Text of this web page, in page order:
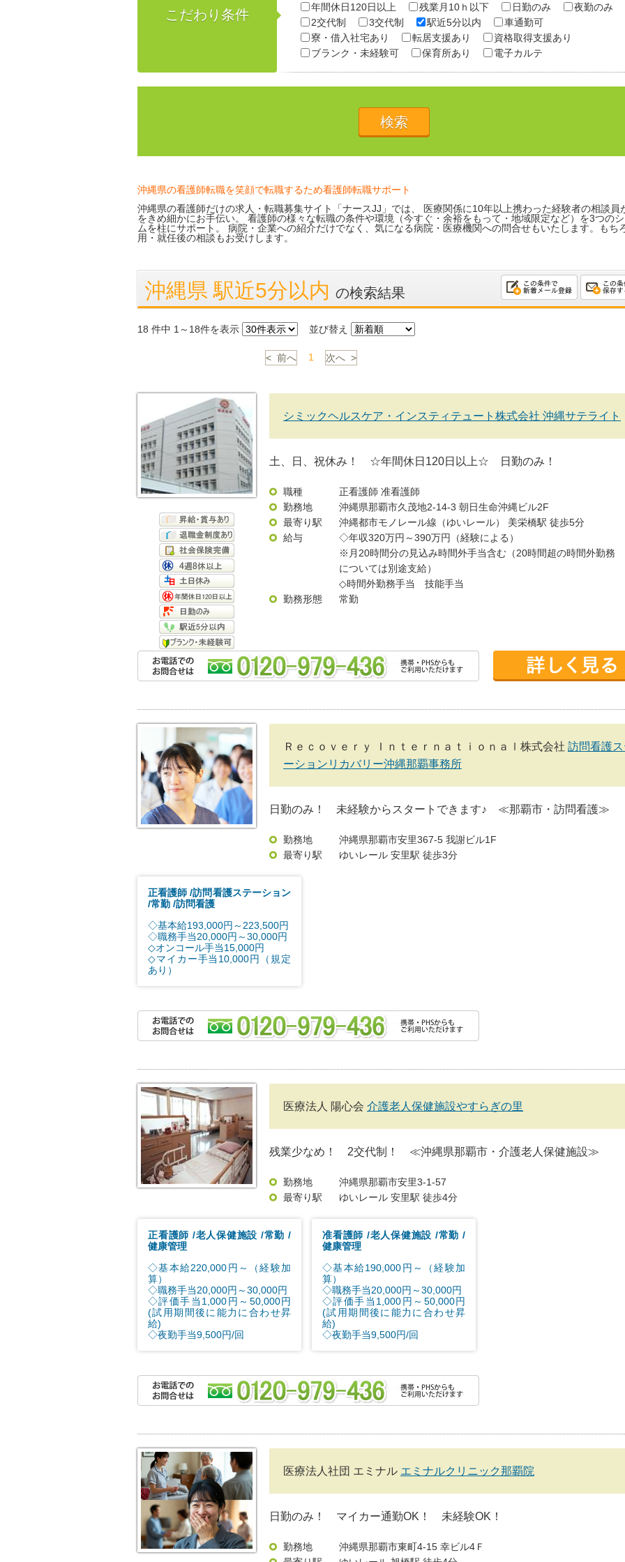
こだわり条件 年間休日120日以上 残業月10ｈ以下 日勤のみ
夜勤のみ
2交代制
3交代制 駅近5分以内
車通勤可
寮・借入社宅あり
転居支援あり
資格取得支援あり
ブランク・未経験可
保育所あり 電子カルテ
沖縄県の看護師転職を笑顔で転職するため看護師転職サポート
沖縄県の看護師だけの求人・転職募集サイト「ナースJJ」では、 医療関係に10年以上携わった経験者の相談員
をきめ細かにお手伝い。 看護師の様々な転職の条件や環境（今すぐ・余裕をもって・地域限定など）を3つの
ムを柱にサポート。 病院・企業への紹介だけでなく、気になる病院・医療機関への問合せもいたします。もち
用・就任後の相談もお受けします。
沖縄県 駅近5分以内 の検索結果
18 件中 1～18件を表示 並び替え
< 前へ 1 次へ >
シミックヘルスケア・インスティテュート株式会社 沖縄サテライト
土、日、祝休み！ ☆年間休日120日以上☆ 日勤のみ！
職種 正看護師 准看護師
勤務地
沖縄県那覇市久茂地2-14-3 朝日生命沖縄ビル2F
最寄り駅
沖縄都市モノレール線（ゆいレール） 美栄橋駅 徒歩5分
給与
◇年収320万円～390万円（経験による）
※月20時間分の見込み時間外手当含む（20時間超の時間外勤務
については別途支給）
◇時間外勤務手当 技能手当
勤務形態
常勤
Ｒｅｃｏｖｅｒｙ Ｉｎｔｅｒｎａｔｉｏｎａｌ株式会社 訪問看護
ーションリカバリー沖縄那覇事務所
日勤のみ！ 未経験からスタートできます♪ ≪那覇市・訪問看護≫
勤務地
沖縄県那覇市安里367-5 我謝ビル1F
最寄り駅
ゆいレール 安里駅 徒歩3分
正看護師 訪問看護ステーション
常勤 訪問看護
◇基本給193,000円～223,500円
◇職務手当20,000円～30,000円
◇オンコール手当15,000円
◇マイカー手当10,000円（規定
あり）
医療法人 陽心会 介護老人保健施設やすらぎの里
残業少なめ！ 2交代制！ ≪沖縄県那覇市・介護老人保健施設≫
勤務地
沖縄県那覇市安里3-1-57
最寄り駅
ゆいレール 安里駅 徒歩4分
正看護師 老人保健施設
常勤
健康管理
◇基本給220,000円～（経験加
算）
◇職務手当20,000円～30,000円
◇評価手当1,000円～50,000円
(試用期間後に能力に合わせ昇
給)
◇夜勤手当9,500円/回
准看護師 老人保健施設
常勤
健康管理
◇基本給190,000円～（経験加
算）
◇職務手当20,000円～30,000円
◇評価手当1,000円～50,000円
(試用期間後に能力に合わせ昇
給)
◇夜勤手当9,500円/回
医療法人社団 エミナル エミナルクリニック那覇院
日勤のみ！ マイカー通勤OK！ 未経験OK！
勤務地
沖縄県那覇市東町4-15 幸ビル4Ｆ